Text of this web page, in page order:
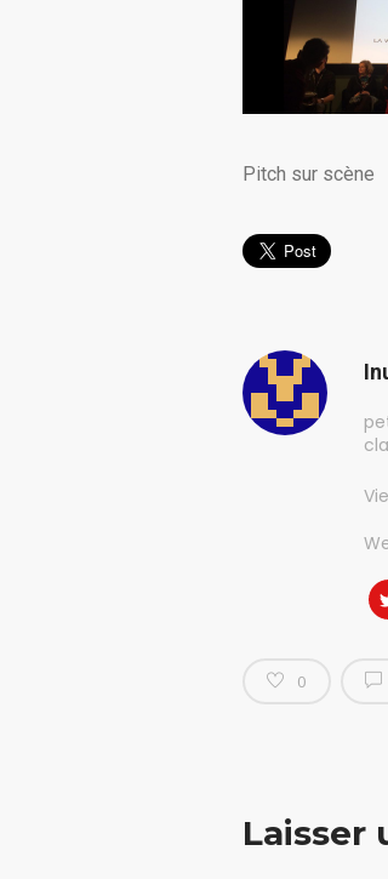
Pitch sur scène
0
Laisser